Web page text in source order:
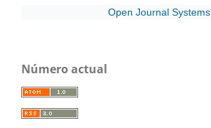
Open Journal Systems
Número actual